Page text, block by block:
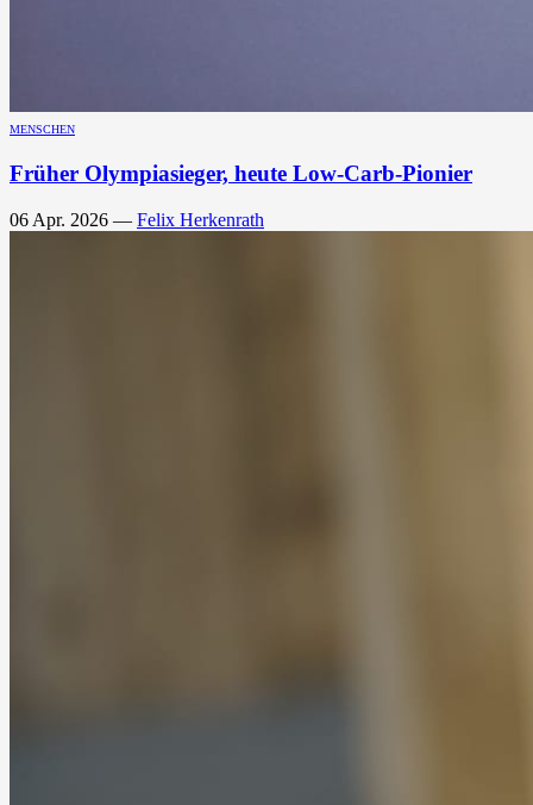
MENSCHEN
Früher Olympiasieger, heute Low-Carb-Pionier
06 Apr. 2026 — Felix Herkenrath